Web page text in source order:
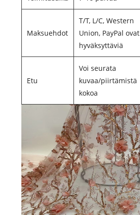
Maksuehdot
T/T, L/C, Western
Union, PayPal ovat
hyväksyttäviä
Etu
Voi seurata
kuvaa/piirtämistä
kokoa